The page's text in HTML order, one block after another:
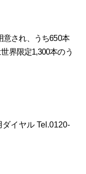
意され、うち650本
界限定1,300本のう
イヤル Tel.0120-